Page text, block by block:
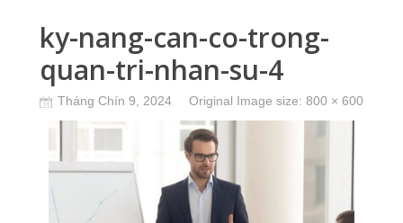
ky-nang-can-co-trong-
quan-tri-nhan-su-4
Tháng Chín 9, 2024 Original Image size: 800 × 600